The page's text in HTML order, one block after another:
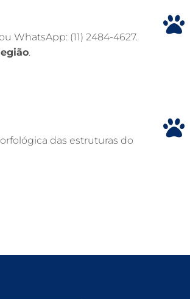
WhatsApp: (11) 2484-4627.
.
das estruturas do